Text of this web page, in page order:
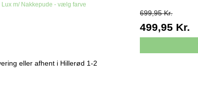
m/ Nakkepude - vælg farve
eller afhent i Hillerød 1-2
699,95 Kr.
499,95 Kr.